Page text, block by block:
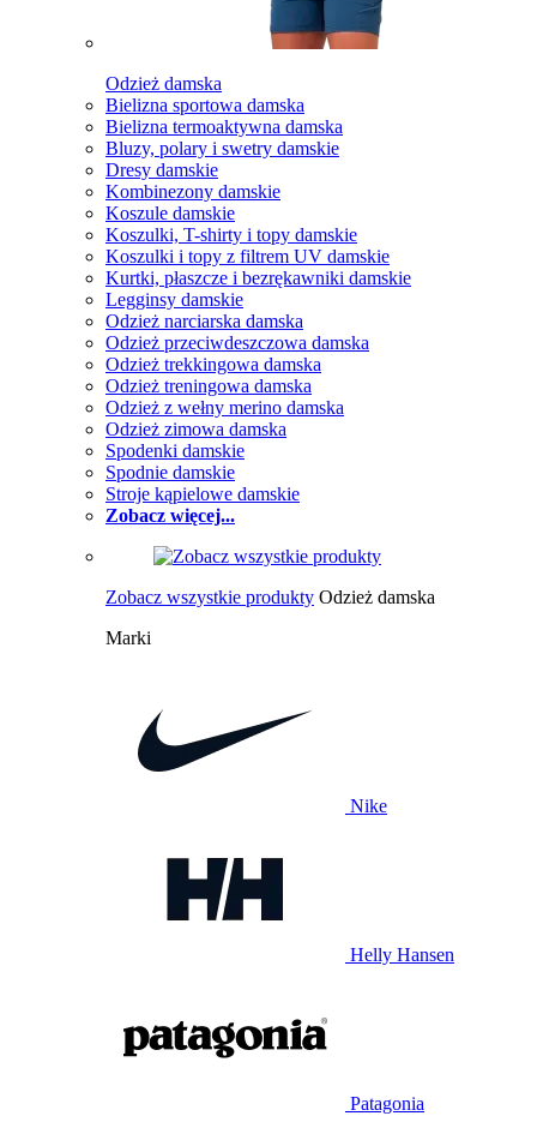
Odzież damska
Bielizna sportowa damska
Bielizna termoaktywna damska
Bluzy, polary i swetry damskie
Dresy damskie
Kombinezony damskie
Koszule damskie
Koszulki, T-shirty i topy damskie
Koszulki i topy z filtrem UV damskie
Kurtki, płaszcze i bezrękawniki damskie
Legginsy damskie
Odzież narciarska damska
Odzież przeciwdeszczowa damska
Odzież trekkingowa damska
Odzież treningowa damska
Odzież z wełny merino damska
Odzież zimowa damska
Spodenki damskie
Spodnie damskie
Stroje kąpielowe damskie
Zobacz więcej...
Zobacz wszystkie produkty Odzież damska
Marki
Nike
Helly Hansen
Patagonia